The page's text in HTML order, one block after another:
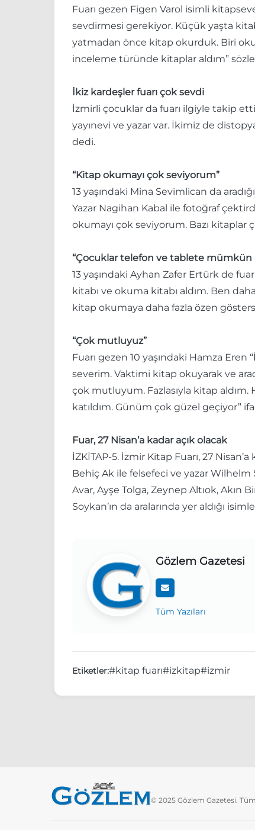
Fuarı gezen Figen Varol isimli
sevdirmesi gerekiyor. Küçük yaşta
yatmadan önce kitap okurduk. Biri
inceleme türünde kitaplar aldım”
İkiz kardeşler fuarı çok sevdi
İzmirli çocuklar da fuarı ilgiyle takip
yayınevi ve yazar var. İkimiz de
dedi.
“Kitap okumayı çok seviyorum”
13 yaşındaki Mina Sevimlican da
Yazar Nagihan Kabal ile fotoğraf
okumayı çok seviyorum. Bazı kitaplar
“Çocuklar telefon ve tablete mümkün
13 yaşındaki Ayhan Zafer Ertürk de
kitabı ve okuma kitabı aldım. Ben
kitap okumaya daha fazla özen
“Çok mutluyuz”
Fuarı gezen 10 yaşındaki Hamza
severim. Vaktimi kitap okuyarak ve
çok mutluyum. Fazlasıyla kitap
katıldım. Günüm çok güzel geçiyor”
Fuar, 27 Nisan’a kadar açık olacak
İZKİTAP-5. İzmir Kitap Fuarı, 27
Behiç Ak ile felsefeci ve yazar Wilhelm
Avar, Ayşe Tolga, Zeynep Altıok, Akın
Soykan’ın da aralarında yer aldığı
Gözlem Gazetesi
Tüm Yazıları
Etiketler:#kitap fuarı#izkitap#izmir
© 2025 Gözlem Gazetesi. Tüm